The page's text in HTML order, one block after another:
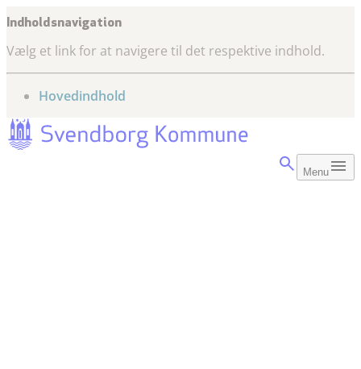
Indholdsnavigation
Vælg et link for at navigere til det respektive indhold.
gå til
Hovedindhold
Menu